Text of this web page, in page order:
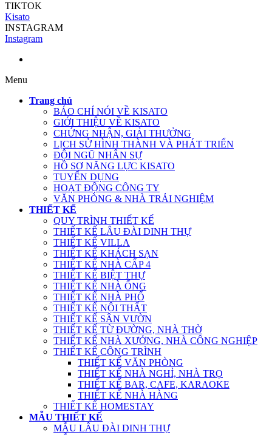
TIKTOK
Kisato
INSTAGRAM
Instagram
Menu
Trang chủ
BÁO CHÍ NÓI VỀ KISATO
GIỚI THIỆU VỀ KISATO
CHỨNG NHẬN, GIẢI THƯỞNG
LỊCH SỬ HÌNH THÀNH VÀ PHÁT TRIỂN
ĐỘI NGŨ NHÂN SỰ
HỒ SƠ NĂNG LỰC KISATO
TUYỂN DỤNG
HOẠT ĐỘNG CÔNG TY
VĂN PHÒNG & NHÀ TRẢI NGHIỆM
THIẾT KẾ
QUY TRÌNH THIẾT KẾ
THIẾT KẾ LÂU ĐÀI DINH THỰ
THIẾT KẾ VILLA
THIẾT KẾ KHÁCH SẠN
THIẾT KẾ NHÀ CẤP 4
THIẾT KẾ BIỆT THỰ
THIẾT KẾ NHÀ ỐNG
THIẾT KẾ NHÀ PHỐ
THIẾT KẾ NỘI THẤT
THIẾT KẾ SÂN VƯỜN
THIẾT KẾ TỪ ĐƯỜNG, NHÀ THỜ
THIẾT KẾ NHÀ XƯỞNG, NHÀ CÔNG NGHIỆP
THIẾT KẾ CÔNG TRÌNH
THIẾT KẾ VĂN PHÒNG
THIẾT KẾ NHÀ NGHỈ, NHÀ TRỌ
THIẾT KẾ BAR, CAFE, KARAOKE
THIẾT KẾ NHÀ HÀNG
THIẾT KẾ HOMESTAY
MẪU THIẾT KẾ
MẪU LÂU ĐÀI DINH THỰ